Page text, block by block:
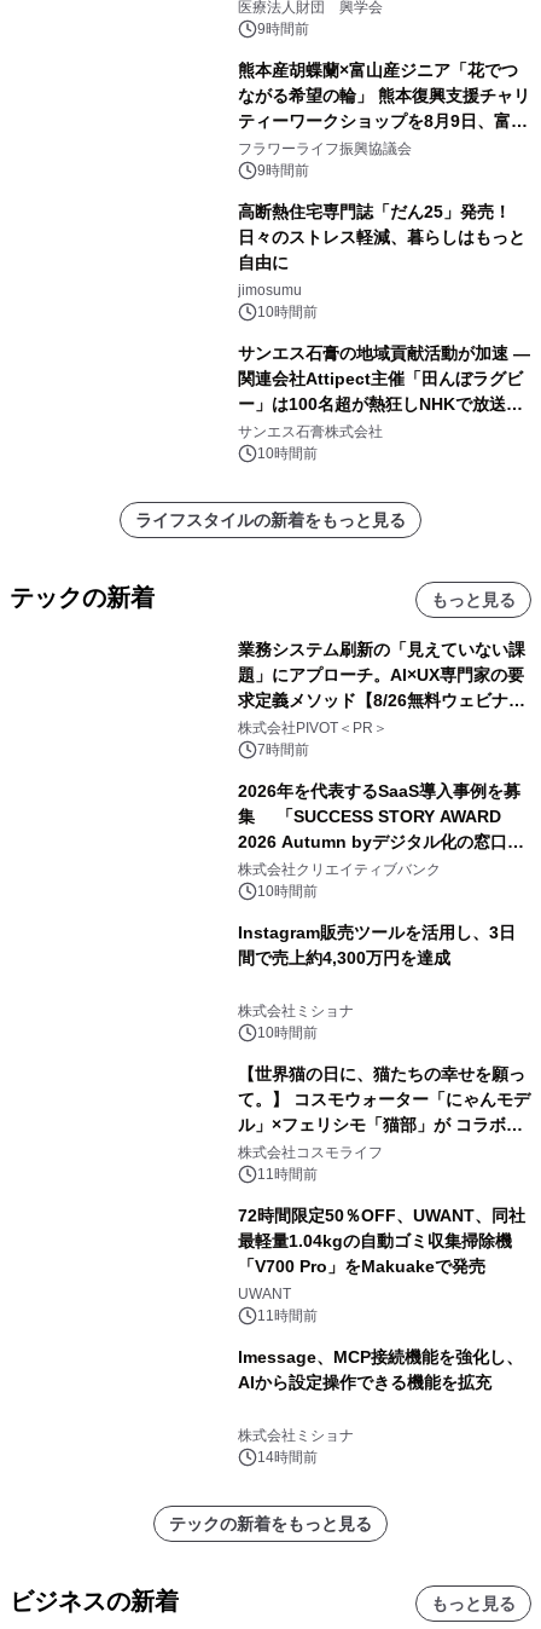
療計画」をテーマに専門監修
医療法人財団 興学会
9時間前
熊本産胡蝶蘭×富山産ジニア「花でつ
ながる希望の輪」 熊本復興支援チャリ
ティーワークショップを8月9日、富
山・射水で開催
フラワーライフ振興協議会
9時間前
高断熱住宅専門誌「だん25」発売！
日々のストレス軽減、暮らしはもっと
自由に
jimosumu
10時間前
サンエス石膏の地域貢献活動が加速 ―
関連会社Attipect主催「田んぼラグビ
ー」は100名超が熱狂しNHKで放送さ
れました。
サンエス石膏株式会社
10時間前
ライフスタイルの新着をもっと見る
テックの新着 もっと見る
業務システム刷新の「見えていない課
題」にアプローチ。AI×UX専門家の要
求定義メソッド【8/26無料ウェビナ
ー】株式会社PIVOT
株式会社PIVOT＜PR＞
7時間前
2026年を代表するSaaS導入事例を募
集 「SUCCESS STORY AWARD
2026 Autumn byデジタル化の窓口」
開催
株式会社クリエイティブバンク
10時間前
Instagram販売ツールを活用し、3日
間で売上約4,300万円を達成
株式会社ミショナ
10時間前
【世界猫の日に、猫たちの幸せを願っ
て。】 コスモウォーター「にゃんモデ
ル」×フェリシモ「猫部」が コラボキ
ャンペーンを実施
株式会社コスモライフ
11時間前
72時間限定50％OFF、UWANT、同社
最軽量1.04kgの自動ゴミ収集掃除機
「V700 Pro」をMakuakeで発売
UWANT
11時間前
lmessage、MCP接続機能を強化し、
AIから設定操作できる機能を拡充
株式会社ミショナ
14時間前
テックの新着をもっと見る
ビジネスの新着 もっと見る